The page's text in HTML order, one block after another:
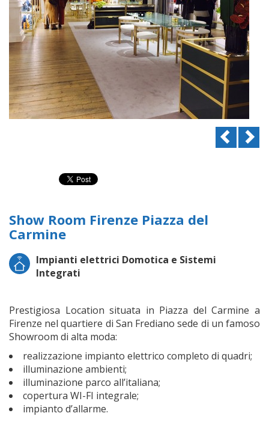
Show Room Firenze Piazza del
Carmine
Impianti elettrici Domotica e Sistemi
Integrati
Prestigiosa Location situata in Piazza del Carmine a
Firenze nel quartiere di San Frediano sede di un famoso
Showroom di alta moda:
realizzazione impianto elettrico completo di quadri;
illuminazione ambienti;
illuminazione parco all’italiana;
copertura WI-FI integrale;
impianto d’allarme.